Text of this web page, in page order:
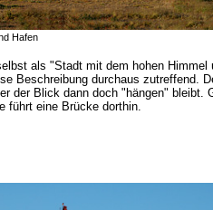
Hafen
als "Stadt mit dem hohen
Beschreibung durchaus zutreffend.
der Blick dann doch "hängen"
führt eine Brücke dorthin.